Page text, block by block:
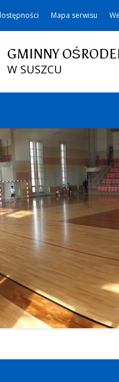
Mapa serwisu
GMINNY
W SUSZCU